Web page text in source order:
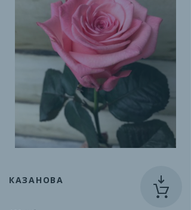
КАЗАНОВА